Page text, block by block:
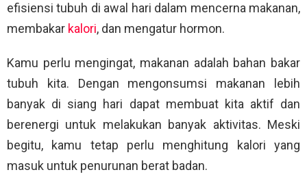
efisiensi tubuh di awal hari dalam mencerna makanan,
membakar kalori, dan mengatur hormon.
Kamu perlu mengingat, makanan adalah bahan bakar
tubuh kita. Dengan mengonsumsi makanan lebih
banyak di siang hari dapat membuat kita aktif dan
berenergi untuk melakukan banyak aktivitas. Meski
begitu, kamu tetap perlu menghitung kalori yang
masuk untuk penurunan berat badan.